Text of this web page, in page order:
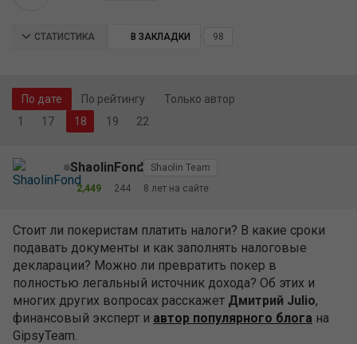
СТАТИСТИКА В ЗАКЛАДКИ 98
По дате По рейтингу
Только автор
1
17 19 22
ShaolinFond
Shaolin Team
2,449
244 8 лет на сайте
Стоит ли покеристам платить налоги? В какие сроки
подавать документы и как заполнять налоговые
декларации? Можно ли превратить покер в
полностью легальный источник дохода? Об этих и
многих других вопросах расскажет Дмитрий Julio,
финансовый эксперт и автор популярного блога на
GipsyTeam.